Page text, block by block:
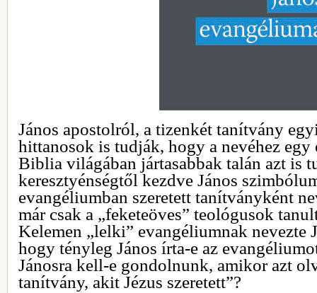
János apostolról, a tizenkét tanítvány
hittanosok is tudják, hogy a nevéhez
Biblia világában jártasabbak talán azt is
keresztyénségtől kezdve János
evangéliumban szeretett tanítványként
már csak a „feketeöves” teológusok
Kelemen „lelki” evangéliumnak nevezte
hogy tényleg János írta-e az
Jánosra kell-e gondolnunk, amikor azt
tanítvány, akit Jézus szeretett”?